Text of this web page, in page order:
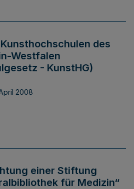
des
Westfalen
- KunstHG)
2008
einer Stiftung
für Medizin“